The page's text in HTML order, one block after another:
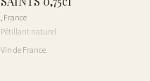
,France
Pétillant naturel
Vin de France.